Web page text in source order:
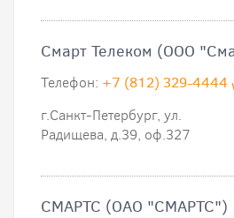
Смарт Телеком (ООО
Телефон: +7 (812) 329-4444
г.Санкт-Петербург, ул.
Радищева, д.39, оф.327
СМАРТС (ОАО "СМАРТС")